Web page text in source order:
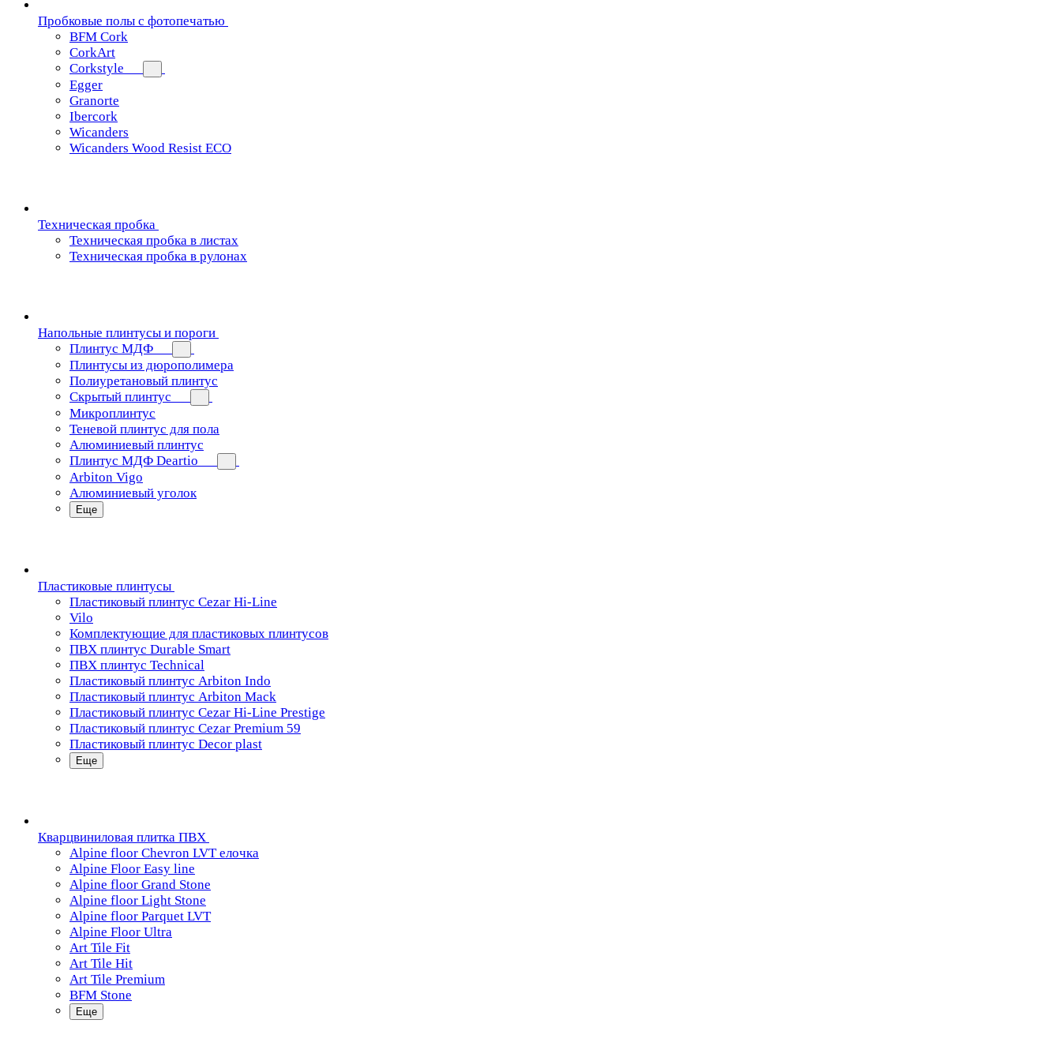
Пробковые полы с фотопечатью
BFM Cork
CorkArt
Corkstyle
Egger
Granorte
Ibercork
Wicanders
Wicanders Wood Resist ECO
Техническая пробка
Техническая пробка в листах
Техническая пробка в рулонах
Напольные плинтусы и пороги
Плинтус МДФ
Плинтусы из дюрополимера
Полиуретановый плинтус
Скрытый плинтус
Микроплинтус
Теневой плинтус для пола
Алюминиевый плинтус
Плинтус МДФ Deartio
Arbiton Vigo
Алюминиевый уголок
Еще
Пластиковые плинтусы
Пластиковый плинтус Cezar Hi-Line
Vilo
Комплектующие для пластиковых плинтусов
ПВХ плинтус Durable Smart
ПВХ плинтус Technical
Пластиковый плинтус Arbiton Indo
Пластиковый плинтус Arbiton Mack
Пластиковый плинтус Cezar Hi-Line Prestige
Пластиковый плинтус Cezar Premium 59
Пластиковый плинтус Decor plast
Еще
Кварцвиниловая плитка ПВХ
Alpine floor Chevron LVT елочка
Alpine Floor Easy line
Alpine floor Grand Stone
Alpine floor Light Stone
Alpine floor Parquet LVT
Alpine Floor Ultra
Art Tile Fit
Art Tile Hit
Art Tile Premium
BFM Stone
Еще